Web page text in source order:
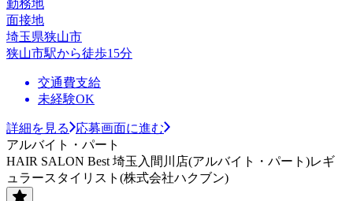
勤務地
面接地
埼玉県狭山市
狭山市駅から徒歩15分
交通費支給
未経験OK
詳細を見る
応募画面に進む
アルバイト・パート
HAIR SALON Best 埼玉入間川店(アルバイト・パート)レギ
ュラースタイリスト(株式会社ハクブン)